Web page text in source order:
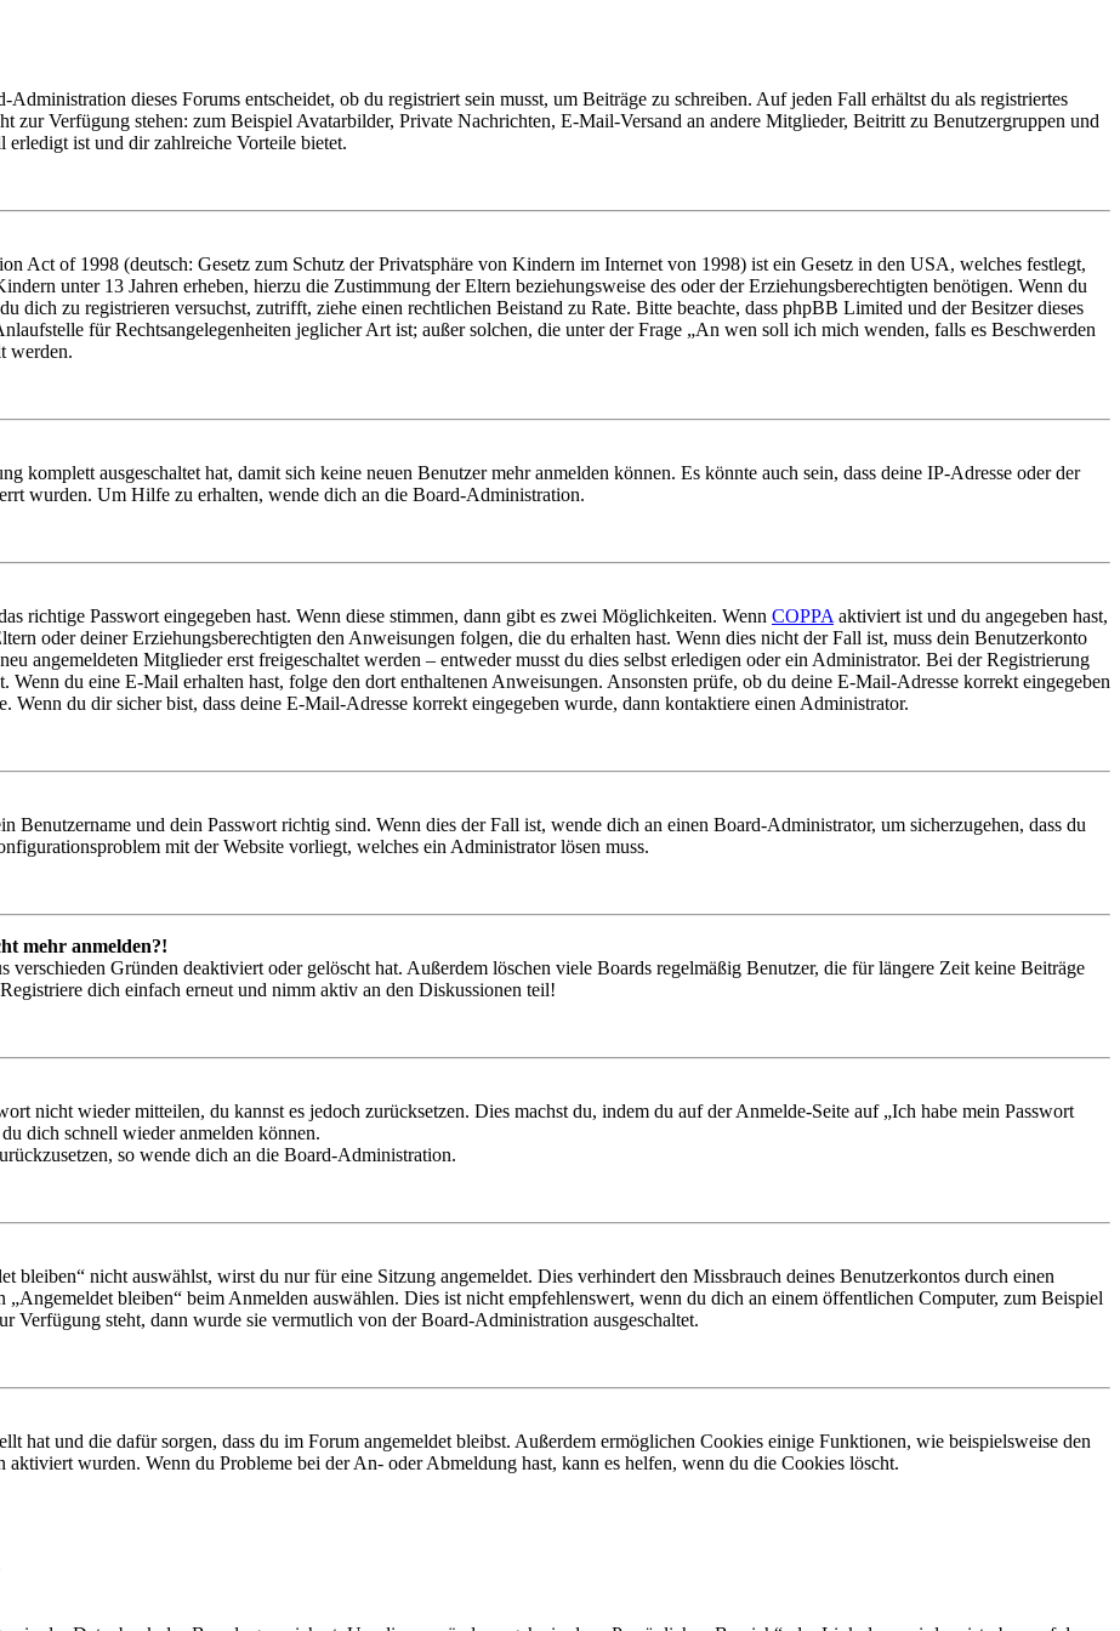
dieses Forums entscheidet, ob du registriert sein musst, um Beiträge zu schreiben. Auf jeden Fall erhältst du als registriertes
Verfügung stehen: zum Beispiel Avatarbilder, Private Nachrichten, E-Mail-Versand an andere Mitglieder, Beitritt zu Benutzergruppen und
ist und dir zahlreiche Vorteile bietet.
Act of 1998 (deutsch: Gesetz zum Schutz der Privatsphäre von Kindern im Internet von 1998) ist ein Gesetz in den USA, welches festlegt,
unter 13 Jahren erheben, hierzu die Zustimmung der Eltern beziehungsweise des oder der Erziehungsberechtigten benötigen. Wenn du
dich zu registrieren versuchst, zutrifft, ziehe einen rechtlichen Beistand zu Rate. Bitte beachte, dass phpBB Limited und der Besitzer dieses
für Rechtsangelegenheiten jeglicher Art ist; außer solchen, die unter der Frage „An wen soll ich mich wenden, falls es Beschwerden
werden.
komplett ausgeschaltet hat, damit sich keine neuen Benutzer mehr anmelden können. Es könnte auch sein, dass deine IP-Adresse oder der
wurden. Um Hilfe zu erhalten, wende dich an die Board-Administration.
richtige Passwort eingegeben hast. Wenn diese stimmen, dann gibt es zwei Möglichkeiten. Wenn COPPA aktiviert ist und du angegeben hast,
oder deiner Erziehungsberechtigten den Anweisungen folgen, die du erhalten hast. Wenn dies nicht der Fall ist, muss dein Benutzerkonto
angemeldeten Mitglieder erst freigeschaltet werden – entweder musst du dies selbst erledigen oder ein Administrator. Bei der Registrierung
du eine E-Mail erhalten hast, folge den dort enthaltenen Anweisungen. Ansonsten prüfe, ob du deine E-Mail-Adresse korrekt eingegeben
du dir sicher bist, dass deine E-Mail-Adresse korrekt eingegeben wurde, dann kontaktiere einen Administrator.
Benutzername und dein Passwort richtig sind. Wenn dies der Fall ist, wende dich an einen Board-Administrator, um sicherzugehen, dass du
mit der Website vorliegt, welches ein Administrator lösen muss.
mehr anmelden?!
verschieden Gründen deaktiviert oder gelöscht hat. Außerdem löschen viele Boards regelmäßig Benutzer, die für längere Zeit keine Beiträge
dich einfach erneut und nimm aktiv an den Diskussionen teil!
nicht wieder mitteilen, du kannst es jedoch zurücksetzen. Dies machst du, indem du auf der Anmelde-Seite auf „Ich habe mein Passwort
dich schnell wieder anmelden können.
so wende dich an die Board-Administration.
bleiben“ nicht auswählst, wirst du nur für eine Sitzung angemeldet. Dies verhindert den Missbrauch deines Benutzerkontos durch einen
bleiben“ beim Anmelden auswählen. Dies ist nicht empfehlenswert, wenn du dich an einem öffentlichen Computer, zum Beispiel
Verfügung steht, dann wurde sie vermutlich von der Board-Administration ausgeschaltet.
hat und die dafür sorgen, dass du im Forum angemeldet bleibst. Außerdem ermöglichen Cookies einige Funktionen, wie beispielsweise den
wurden. Wenn du Probleme bei der An- oder Abmeldung hast, kann es helfen, wenn du die Cookies löscht.